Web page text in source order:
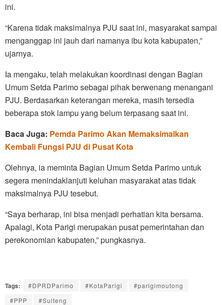
ini.
“Karena tidak maksimalnya PJU saat ini, masyarakat sampai
menganggap ini jauh dari namanya ibu kota kabupaten,”
ujarnya.
Ia mengaku, telah melakukan koordinasi dengan Bagian
Umum Setda Parimo sebagai pihak berwenang menangani
PJU. Berdasarkan keterangan mereka, masih tersedia
beberapa stok lampu yang belum terpasang saat ini.
Baca Juga: Pemda Parimo Akan Memaksimalkan
Kembali Fungsi PJU di Pusat Kota
Olehnya, ia meminta Bagian Umum Setda Parimo untuk
segera menindaklanjuti keluhan masyarakat atas tidak
maksimalnya PJU tesebut.
“Saya berharap, ini bisa menjadi perhatian kita bersama.
Apalagi, Kota Parigi merupakan pusat pemerintahan dan
perekonomian kabupaten,” pungkasnya.
Tags: #DPRDParimo #KotaParigi
#parigimoutong
#PPP
#Sulteng